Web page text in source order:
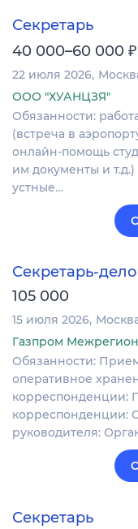
Секретарь
40 000–60 000 ₽
22 июля 2026
ООО "ХУАНЦЗЯ"
Обязанности:
(встреча в
онлайн-помощь
им документы и
устные…
Секретарь-
105 000
15 июля 2026
Газпром
Обязанности:
оперативное
корреспонденции:
корреспонденции:
руководителя:
Секретарь